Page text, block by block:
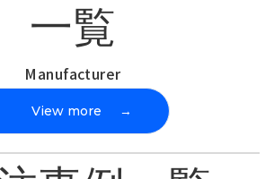
一覧
Manufacturer
View more →